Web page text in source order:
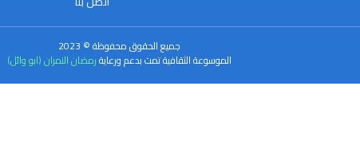
جميع الحقوق محفوظة © 2023
الموسوعة الثقافية تمت بدعم ورعايةرمضان النمران (ابو وائل)